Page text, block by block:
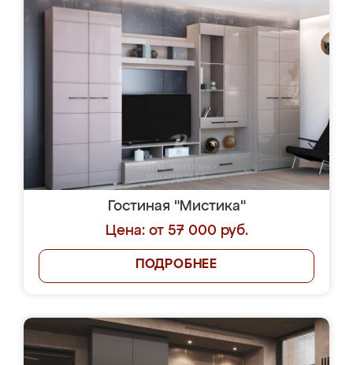
Гостиная "Мистика"
Цена: от 57 000 руб.
ПОДРОБНЕЕ